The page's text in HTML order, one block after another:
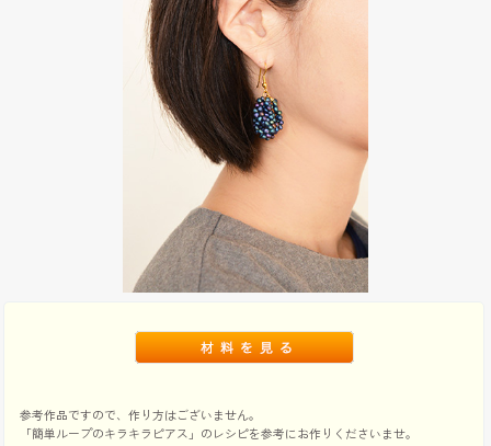
参考作品ですので、作り方はございません。
「簡単ループのキラキラピアス」のレシピを参考にお作りくださいませ。